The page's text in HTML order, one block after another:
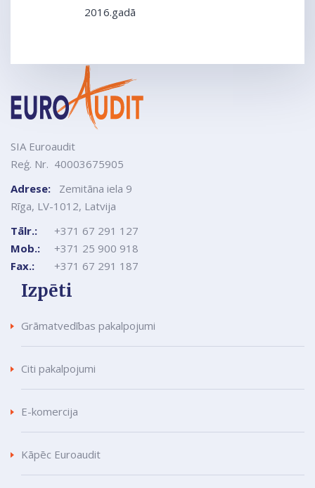
2016.gadā
SIA Euroaudit
Reģ. Nr. 40003675905
Adrese: Zemitāna iela 9
Rīga, LV-1012, Latvija
Tālr.: +371 67 291 127
Mob.: +371 25 900 918
Fax.: +371 67 291 187
Izpēti
Grāmatvedības pakalpojumi
Citi pakalpojumi
E-komercija
Kāpēc Euroaudit